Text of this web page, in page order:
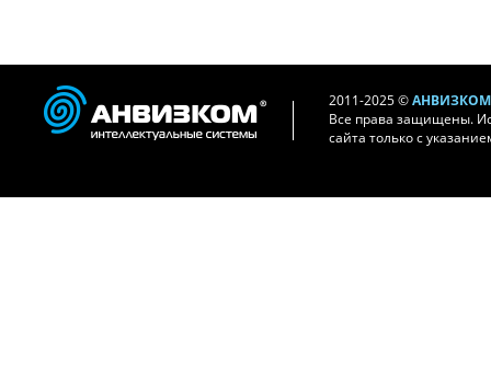
2011-2025 ©
Все права защищены.
сайта только с